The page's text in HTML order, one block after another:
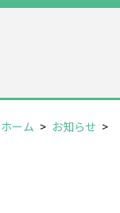
ホーム > お知らせ >